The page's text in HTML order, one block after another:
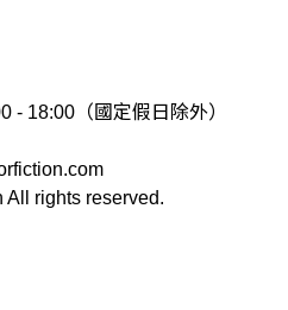
- 18:00（國定假日除外）
rights reserved.